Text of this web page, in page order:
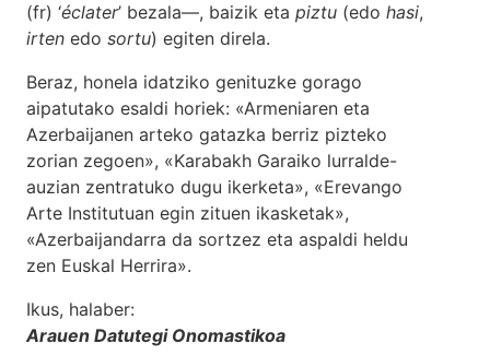
(fr) ‘éclater’ bezala—, baizik eta piztu (edo hasi,
irten edo sortu) egiten direla.
Beraz, honela idatziko genituzke gorago
aipatutako esaldi horiek: «Armeniaren eta
Azerbaijanen arteko gatazka berriz pizteko
zorian zegoen», «Karabakh Garaiko lurralde-
auzian zentratuko dugu ikerketa», «Erevango
Arte Institutuan egin zituen ikasketak»,
«Azerbaijandarra da sortzez eta aspaldi heldu
zen Euskal Herrira».
Ikus, halaber:
Arauen Datutegi Onomastikoa